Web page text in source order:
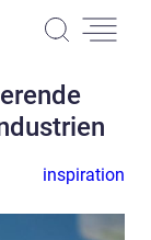
inspiration